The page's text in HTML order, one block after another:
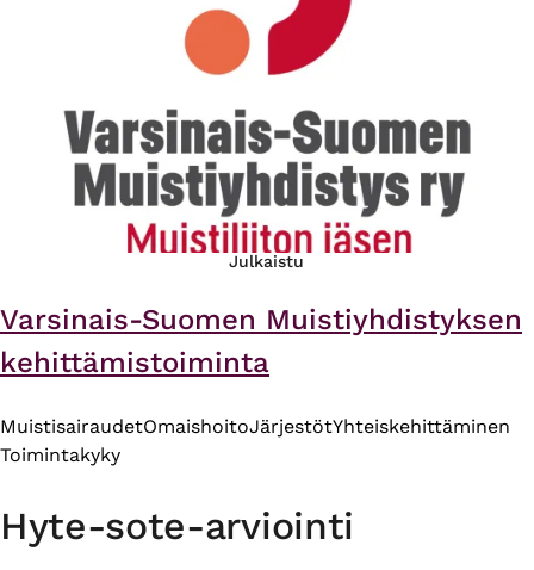
Julkaistu
Varsinais-Suomen Muistiyhdistyksen
kehittämistoiminta
MuistisairaudetOmaishoitoJärjestötYhteiskehittäminen
Toimintakyky
Hyte-sote-arviointi